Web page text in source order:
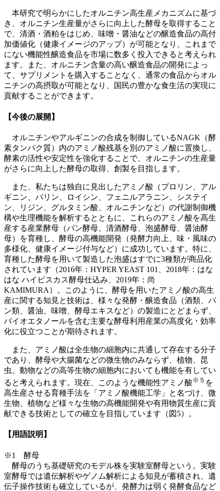
本研究で明らかにしたオルニチン高生産メカニズムに基づ
き、オルニチン生産量がさらに向上した酵母を取得すること
で、清酒・酒粕をはじめ、味噌・醤油などの醸造食品の高付
加価値化（健康イメージのアップ）が可能となり、これまで
にない機能性醸造食品を市場に数多く投入できると考えられ
ます。また、オルニチン含量の高い醸造食品の開発によっ
て、サプリメントを購入することなく、通常の食品からオル
ニチンの高摂取が可能となり、国民の豊かな食生活の実現に
貢献することができます。
【今後の展開】
オルニチンやアルギニンの合成を制御しているNAGK（酵
素タンパク質）内のアミノ酸残基を別のアミノ酸に置換し、
酵素の活性や安定性を強化することで、オルニチンの生産量
がさらに向上した酵母の取得、創製を目指します。
また、私たちは独自に見出したアミノ酸（プロリン、アル
ギニン、バリン、ロイシン、フェニルアラニン、システイ
ン、リジン、グルタミン酸、オルニチンなど）の代謝制御機
構や生理機能を解析するとともに、これらのアミノ酸を高生
産する産業酵母（パン酵母、清酒酵母、泡盛酵母、醤油酵
母）を育種し、酵母の高機能開発（発酵力向上、味・風味の
多様化、健康イメージ付与など）に成功しています。特に、
育種した酵母を用いて製造した泡盛はすでに3種類が商品化
されています（2016年：HYPER YEAST 101、2018年：はな
はな ハイビスカス酵母仕込み、2019年：尚
KAMIMURA）。このように、酵母を用いたアミノ酸の高生
産に関する知見と技術は、様々な発酵・醸造食品（酒類、パ
ン類、醤油、味噌、酵母エキスなど）の製造にとどまらず、
バイオエタノールを含む主要な酵母利用産業の高度化・効率
化に役立つことが期待されます。
また、アミノ酸は全生物の細胞内に共通して存在する分子
であり、酵母や大腸菌などの微生物のみならず、植物、昆
虫、動物などの高等生物の細胞内においても機能を有してい
ると考えられます。現在、このような機能性アミノ酸 ※５ を
高生産させる育種手法を「アミノ酸機能工学」と名づけ、微
生物、植物など様々な生物の高機能開発や有用物質生産に貢
献できる技術としての確立を目指しています（図5）。
【用語説明】
※1 酵母
酵母のうち基礎研究のモデル株を実験室酵母という。実験
室酵母では遺伝解析やゲノム解析による知見が蓄積され、遺
伝子操作技術も確立しているが、発酵力は弱く発酵食品など